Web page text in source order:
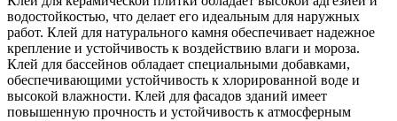
водостойкостью, что делает его идеальным для наружных
работ. Клей для натурального камня обеспечивает надежное
крепление и устойчивость к воздействию влаги и мороза.
Клей для бассейнов обладает специальными добавками,
обеспечивающими устойчивость к хлорированной воде и
высокой влажности. Клей для фасадов зданий имеет
повышенную прочность и устойчивость к атмосферным